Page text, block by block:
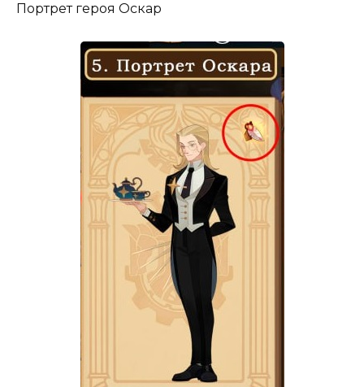
Портрет героя Оскар